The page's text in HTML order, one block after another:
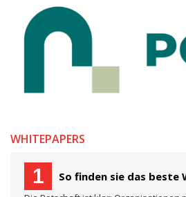
WHITEPAPERS
1 So finden sie das beste Whistleblowing- System